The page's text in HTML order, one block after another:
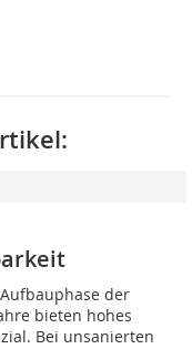
der
bieten hohes
Bei unsanierten